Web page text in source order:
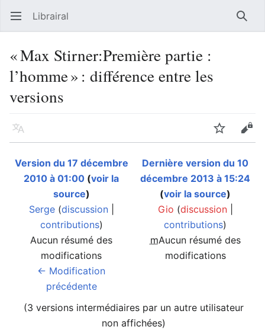
Ouvrir le menu principal Librairal
« Max Stirner:Première partie :
l’homme » : différence entre les
versions
Langue Suivre
Version du 17 décembre
2010 à 01:00 (voir la
source)
Serge (discussion|
contributions)
Aucun résumé des
modifications
← Modification
précédente
Dernière version du 10
décembre 2013 à 15:24
(voir la source)
Gio (discussion|
contributions)
mAucun résumé des
modifications
(3 versions intermédiaires par un autre utilisateur
non affichées)